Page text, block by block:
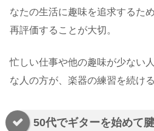
なたの生活に趣味を追求するた
再評価することが大切。
忙しい仕事や他の趣味が少ない
な人の方が、楽器の練習を続け
50代でギターを始めて